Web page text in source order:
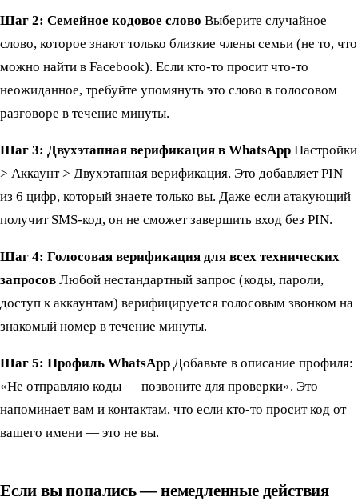
Шаг 2: Семейное кодовое слово Выберите случайное
слово, которое знают только близкие члены семьи (не то, что
можно найти в Facebook). Если кто-то просит что-то
неожиданное, требуйте упомянуть это слово в голосовом
разговоре в течение минуты.
Шаг 3: Двухэтапная верификация в WhatsApp Настройки
> Аккаунт > Двухэтапная верификация. Это добавляет PIN
из 6 цифр, который знаете только вы. Даже если атакующий
получит SMS-код, он не сможет завершить вход без PIN.
Шаг 4: Голосовая верификация для всех технических
запросов Любой нестандартный запрос (коды, пароли,
доступ к аккаунтам) верифицируется голосовым звонком на
знакомый номер в течение минуты.
Шаг 5: Профиль WhatsApp Добавьте в описание профиля:
«Не отправляю коды — позвоните для проверки». Это
напоминает вам и контактам, что если кто-то просит код от
вашего имени — это не вы.
Если вы попались — немедленные действия